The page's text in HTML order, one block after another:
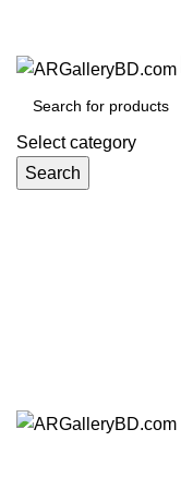
Select category
Search